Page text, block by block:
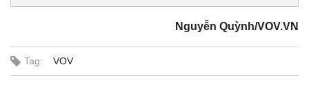
Nguyễn Quỳnh/VOV.VN
Tag: VOV